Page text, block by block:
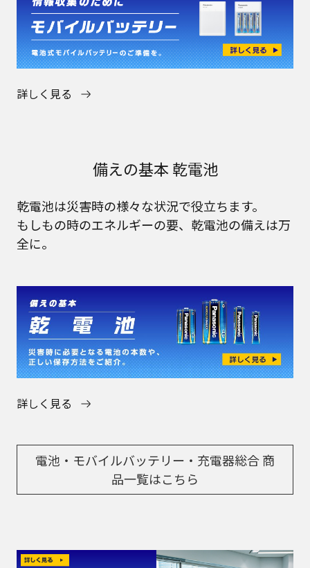
詳しく見る
備えの基本 乾電池
乾電池は災害時の様々な状況で役立ちます。
もしもの時のエネルギーの要、乾電池の備えは万
全に。
詳しく見る
電池・モバイルバッテリー・充電器総合 商
品一覧はこちら